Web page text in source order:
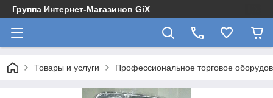
Группа Интернет-Магазинов GiX
Товары и услуги Профессиональное торговое